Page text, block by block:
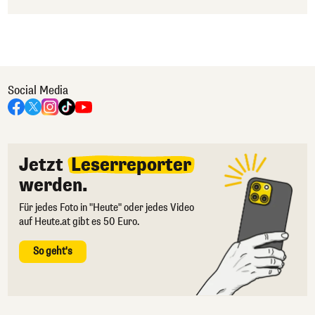
Social Media
Jetzt Leserreporter
werden.
Für jedes Foto in "Heute" oder jedes Video
auf Heute.at gibt es 50 Euro.
So geht's